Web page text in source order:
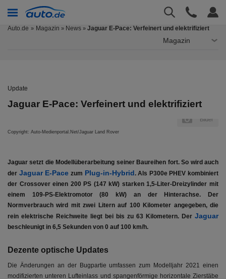
Auto.de Magazin » News » Jaguar E-Pace: Verfeinert und elektrifiziert
Magazin
Update
Jaguar E-Pace: Verfeinert und elektrifiziert
Bilder
Copyright: Auto-Medienportal.Net/Jaguar Land Rover
Jaguar setzt die Modellüberarbeitung seiner Baureihen fort. So wird auch
der Jaguar E-Pace zum Plug-in-Hybrid. Als P300e PHEV kombiniert
der Crossover einen 200 PS (147 kW) starken 1,5-Liter-Dreizylinder mit
einem 109-PS-Elektromotor (80 kW) an der Hinterachse. Der
Normverbrauch wird mit zwei Litern auf 100 Kilometer angegeben, die
rein elektrische Reichweite liegt bei bis zu 63 Kilometern. Der Jaguar
beschleunigt in 6,5 Sekunden von 0 auf 100 km/h.
Dezente optische Updates
Die Änderungen an der Bugpartie umfassen zum Modelljahr 2021 einen
modifizierten unteren Lufteinlass und spangenförmige horizontale Zierstäbe